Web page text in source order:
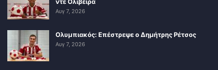
ντε Ολιβέιρα
Αυγ 7, 2026
Ολυμπιακός: Επέστρεψε ο Δημήτρης Ρέτσος
Αυγ 7, 2026